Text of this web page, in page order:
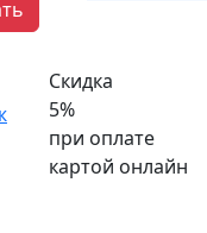
Скидка
5%
при оплате
картой онлайн